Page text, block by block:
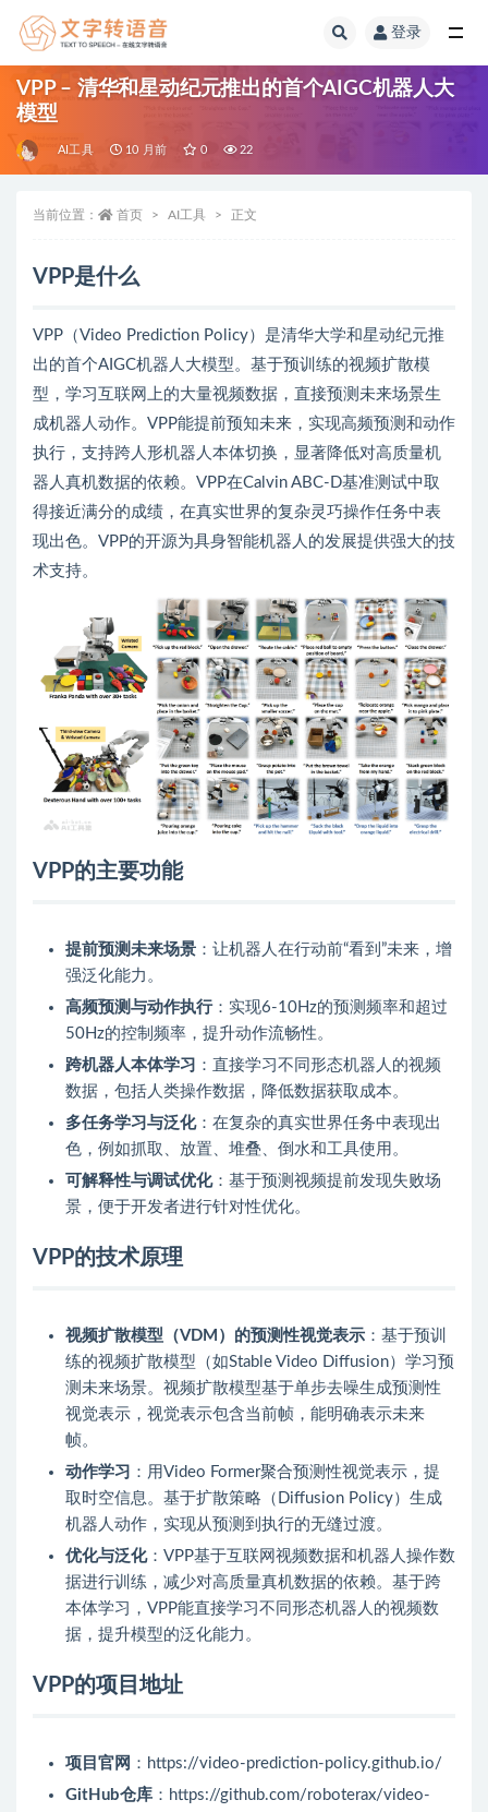
登录
VPP – 清华和星动纪元推出的首个AIGC机器人大
模型
AI工具 10 月前 0 22
当前位置： 首页 AI工具 正文
VPP是什么
VPP（Video Prediction Policy）是清华大学和星动纪元推
出的首个AIGC机器人大模型。基于预训练的视频扩散模
型，学习互联网上的大量视频数据，直接预测未来场景生
成机器人动作。VPP能提前预知未来，实现高频预测和动作
执行，支持跨人形机器人本体切换，显著降低对高质量机
器人真机数据的依赖。VPP在Calvin ABC-D基准测试中取
得接近满分的成绩，在真实世界的复杂灵巧操作任务中表
现出色。VPP的开源为具身智能机器人的发展提供强大的技
术支持。
VPP的主要功能
提前预测未来场景 ：让机器人在行动前“看到”未来，增
强泛化能力。
高频预测与动作执行：实现6-10Hz的预测频率和超过
50Hz的控制频率，提升动作流畅性。
跨机器人本体学习 ：直接学习不同形态机器人的视频
数据，包括人类操作数据，降低数据获取成本。
多任务学习与泛化：在复杂的真实世界任务中表现出
色，例如抓取、放置、堆叠、倒水和工具使用。
可解释性与调试优化：基于预测视频提前发现失败场
景，便于开发者进行针对性优化。
VPP的技术原理
视频扩散模型（VDM）的预测性视觉表示 ：基于预训
练的视频扩散模型（如Stable Video Diffusion）学习预
测未来场景。视频扩散模型基于单步去噪生成预测性
视觉表示，视觉表示包含当前帧，能明确表示未来
帧。
动作学习 ：用Video Former聚合预测性视觉表示，提
取时空信息。基于扩散策略（Diffusion Policy）生成
机器人动作，实现从预测到执行的无缝过渡。
优化与泛化：VPP基于互联网视频数据和机器人操作数
据进行训练，减少对高质量真机数据的依赖。基于跨
本体学习，VPP能直接学习不同形态机器人的视频数
据，提升模型的泛化能力。
VPP的项目地址
项目官网 ：https://video-prediction-policy.github.io/
GitHub仓库 ：https://github.com/roboterax/video-